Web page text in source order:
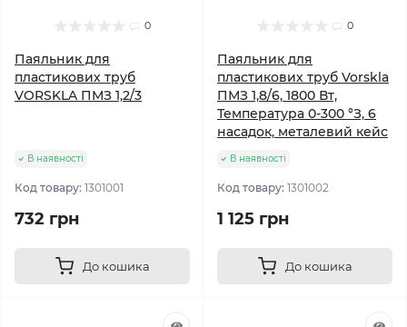
0
Паяльник для
пластикових труб
VORSKLA ПМЗ 1,2/3
В наявності
Код товару: 1301001
732 грн
До кошика
0
Паяльник для
пластикових труб Vorskla
ПМЗ 1,8/6, 1800 Вт,
Температура 0-300 °З, 6
насадок, металевий кейс
В наявності
Код товару: 1301002
1 125 грн
До кошика